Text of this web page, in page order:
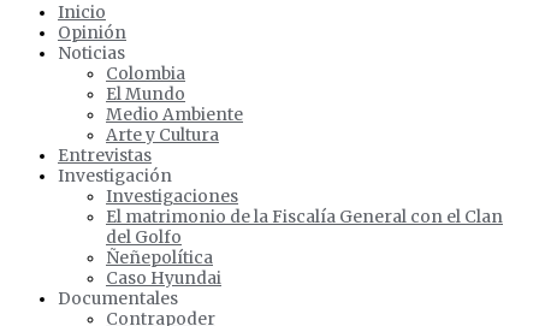
Inicio
Opinión
Noticias
Colombia
El Mundo
Medio Ambiente
Arte y Cultura
Entrevistas
Investigación
Investigaciones
El matrimonio de la Fiscalía General con el Clan
del Golfo
Ñeñepolítica
Caso Hyundai
Documentales
Contrapoder